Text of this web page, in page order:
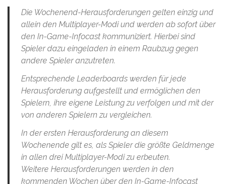
Die Wochenend-Herausforderungen gelten einzig und
allein den Multiplayer-Modi und werden ab sofort über
den In-Game-Infocast kommuniziert. Hierbei sind
Spieler dazu eingeladen in einem Raubzug gegen
andere Spieler anzutreten.
Entsprechende Leaderboards werden für jede
Herausforderung aufgestellt und ermöglichen den
Spielern, ihre eigene Leistung zu verfolgen und mit der
von anderen Spielern zu vergleichen.
In der ersten Herausforderung an diesem
Wochenende gilt es, als Spieler die größte Geldmenge
in allen drei Multiplayer-Modi zu erbeuten.
Weitere Herausforderungen werden in den
kommenden Wochen über den In-Game-Infocast